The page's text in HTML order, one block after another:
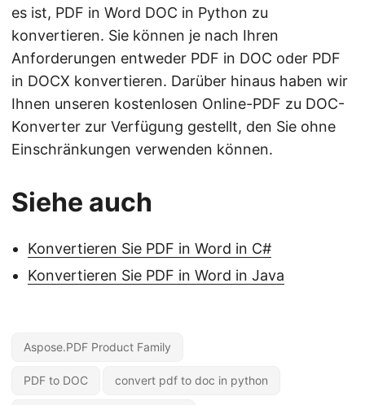
es ist, PDF in Word DOC in Python zu
konvertieren. Sie können je nach Ihren
Anforderungen entweder PDF in DOC oder PDF
in DOCX konvertieren. Darüber hinaus haben wir
Ihnen unseren kostenlosen Online-PDF zu DOC-
Konverter zur Verfügung gestellt, den Sie ohne
Einschränkungen verwenden können.
Siehe auch
Konvertieren Sie PDF in Word in C#
Konvertieren Sie PDF in Word in Java
Aspose.PDF Product Family
PDF to DOC convert pdf to doc in python